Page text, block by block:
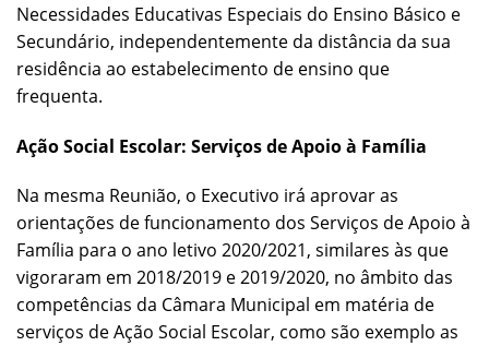
Necessidades Educativas Especiais do Ensino Básico e
Secundário, independentemente da distância da sua
residência ao estabelecimento de ensino que
frequenta.
Ação Social Escolar: Serviços de Apoio à Família
Na mesma Reunião, o Executivo irá aprovar as
orientações de funcionamento dos Serviços de Apoio à
Família para o ano letivo 2020/2021, similares às que
vigoraram em 2018/2019 e 2019/2020, no âmbito das
competências da Câmara Municipal em matéria de
serviços de Ação Social Escolar, como são exemplo as